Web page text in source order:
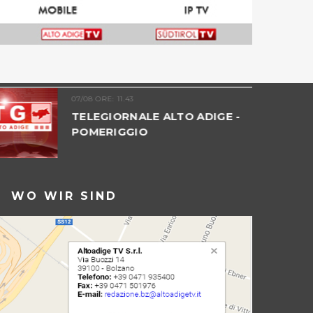
07/08 ORE: 11.43
TELEGIORNALE ALTO ADIGE -
POMERIGGIO
WO WIR SIND